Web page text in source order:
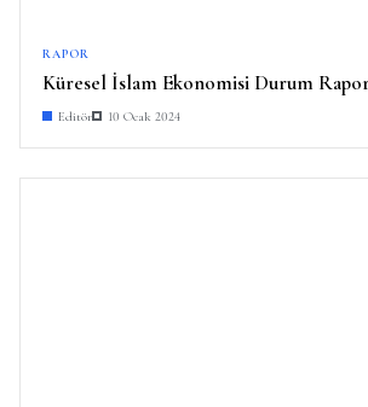
RAPOR
Küresel İslam Ekonomisi Durum
Editör 10 Ocak 2024